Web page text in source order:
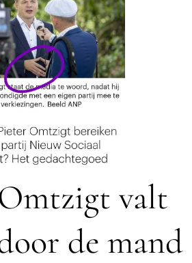
valt
de mand